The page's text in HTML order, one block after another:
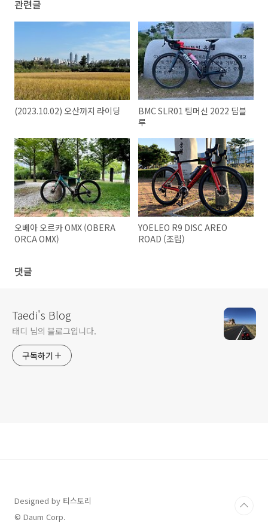
관련글
(2023.10.02) 오산까지 라이딩
BMC SLR01 팀머신 2022 딥블
루
오베아 오르카 OMX (OBERA
ORCA OMX)
YOELEO R9 DISC AREO
ROAD (조립)
댓글
Taedi's Blog
태디 님의 블로그입니다.
구독하기
Designed by 티스토리
© Daum Corp.